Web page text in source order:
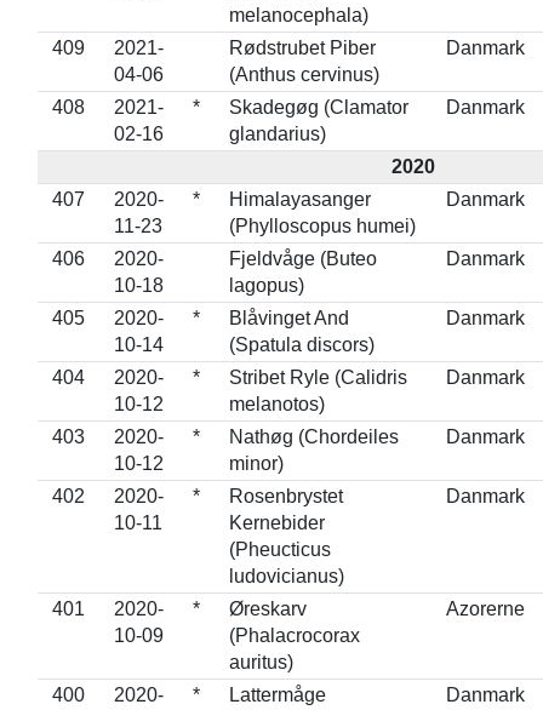
melanocephala)
409
2021-
04-06
Rødstrubet Piber
(Anthus cervinus)
Danmark
408
2021-
02-16
*
Skadegøg (Clamator
glandarius)
Danmark
2020
407
2020-
11-23
*
Himalayasanger
(Phylloscopus humei)
Danmark
406
2020-
10-18
Fjeldvåge (Buteo
lagopus)
Danmark
405
2020-
10-14
*
Blåvinget And
(Spatula discors)
Danmark
404
2020-
10-12
*
Stribet Ryle (Calidris
melanotos)
Danmark
403
2020-
10-12
*
Nathøg (Chordeiles
minor)
Danmark
402
2020-
10-11
*
Rosenbrystet
Kernebider
(Pheucticus
ludovicianus)
Danmark
401
2020-
10-09
*
Øreskarv
(Phalacrocorax
auritus)
Azorerne
400
2020-
*
Lattermåge
Danmark